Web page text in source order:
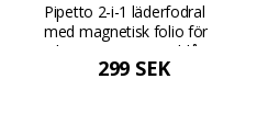
Pipetto 2-i-1 läderfodral
med magnetisk folio för
iPhone X/XS - Marinblå
299 SEK